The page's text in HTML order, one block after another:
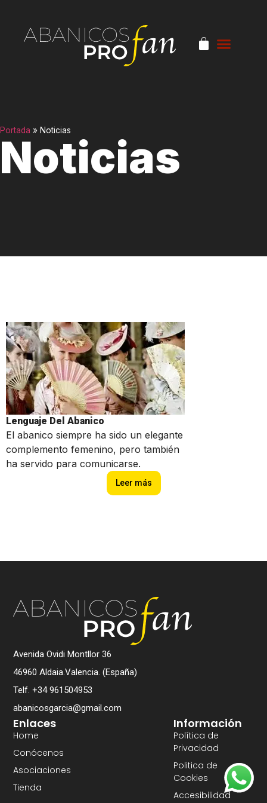
Portada » Noticias
Noticias
Lenguaje Del Abanico
El abanico siempre ha sido un elegante
complemento femenino, pero también
ha servido para comunicarse.
Leer más
Avenida Ovidi Montllor 36
46960 Aldaia.Valencia. (España)
Telf. +34 961504953
abanicosgarcia@gmail.com
Enlaces
Home
Conócenos
Asociaciones
Tienda
Información
Política de
Privacidad
Politica de
Cookies
Accesibilidad